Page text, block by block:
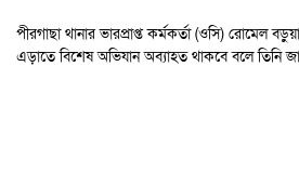
পীরগাছা থানার ভারপ্রাপ্ত কর্মকর্তা (ওসি) রোমেল
এড়াতে বিশেষ অভিযান অব্যাহত থাকবে বলে তিনি